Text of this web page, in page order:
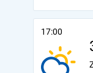
17:00